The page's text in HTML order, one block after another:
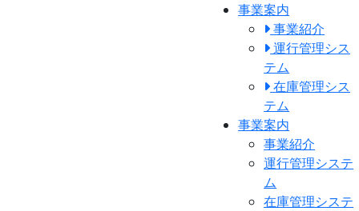
事業案内
事業紹介
運行管理シス
テム
在庫管理シス
テム
事業案内
事業紹介
運行管理システ
ム
在庫管理システ